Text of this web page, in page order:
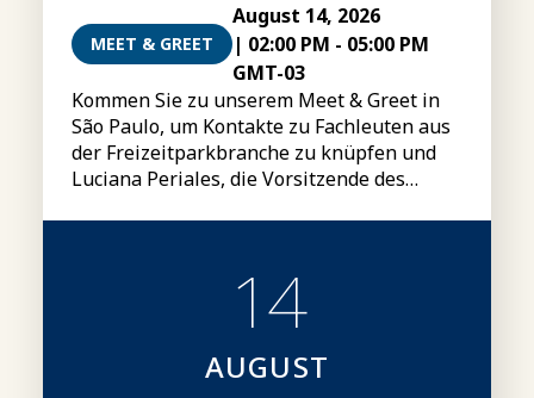
MEET & GREET
August 14, 2026
| 02:00 PM - 05:00 PM
GMT-03
Kommen Sie zu unserem Meet & Greet in
São Paulo, um Kontakte zu Fachleuten aus
der Freizeitparkbranche zu knüpfen und
Luciana Periales, die Vorsitzende des
14
AUGUST